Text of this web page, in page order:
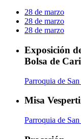
28 de marzo
28 de marzo
28 de marzo
Exposición
Bolsa de
Parroquia de
Misa
Parroquia de